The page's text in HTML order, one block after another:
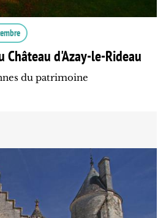
Château d'Azay-le-Rideau
du patrimoine